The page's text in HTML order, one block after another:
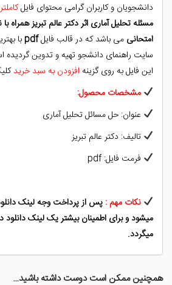
دانشجویان و کاربران گرامی محتوای فایل
مسئله تحلیل آماری اثر دکتر عالم تبریزهمراه با
امتحانی می باشد که در قالب فایلpdfبا
سایت راهنمای دانشجو تهیه و تدوین
این فایل به روی گزینه افزودن به سبد خرید
مشخصات محصول:
عنوان: حل مسائل تحلیل آماری
تالیف: دکتر عالم تبریز
فرمت فایل: pdf
نکات مهم : پس از پرداخت وجه لینک
میشود و برای اطمینان بیشتر یک لینک دانلود
میگردد.
همچنین ممکن است دوست داشته باشید…